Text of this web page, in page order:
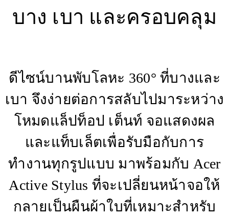
บาง เบา และครอบคลุม
ดีไซน์บานพับโลหะ 360° ที่บางและ
เบา จึงง่ายต่อการสลับไปมาระหว่าง
โหมดแล็ปท็อป เต็นท์ จอแสดงผล
และแท็บเล็ตเพื่อรับมือกับการ
ทำงานทุกรูปแบบ มาพร้อมกับ Acer
Active Stylus ที่จะเปลี่ยนหน้าจอให้
กลายเป็นผืนผ้าใบที่เหมาะสำหรับ